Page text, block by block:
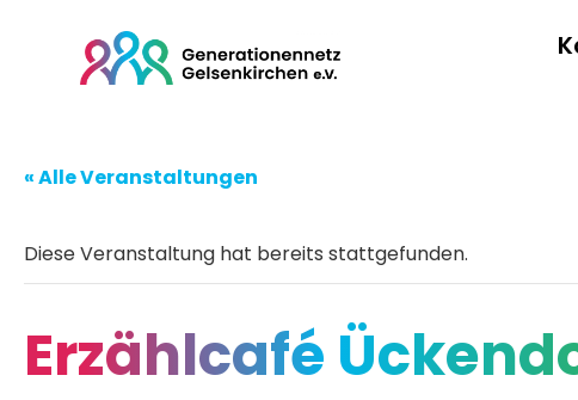
« Alle Veranstaltungen
Diese Veranstaltung hat bereits stattgefunden.
Erzählcafé